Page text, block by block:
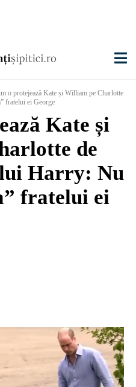
o protejează Kate și William pe Charlotte
fratelui ei George
Kate și
de
Harry: Nu
fratelui ei